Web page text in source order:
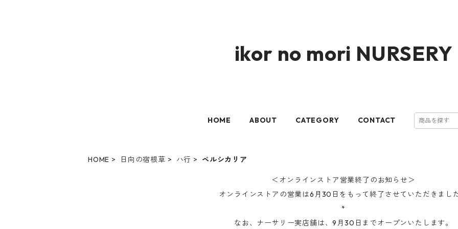
ikor no mori NURSERY
HOME ABOUT CATEGORY CONTACT
HOME 日向の宿根草 ハ行 ペルシカリア
＜オンラインストア営業終了のお知らせ＞
オンラインストアの営業は6月30日をもって終了させていただきまし
*
なお、ナーサリー実店舗は、9月30日までオープンいたします。